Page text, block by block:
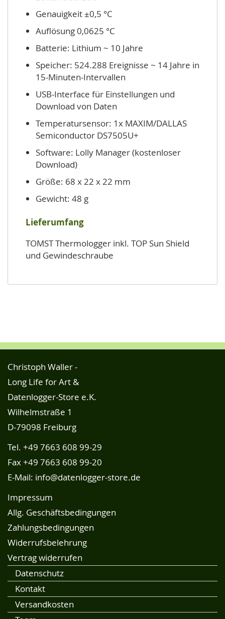
Genauigkeit ±0,5 °C
Auflösung 0,0625 °C
Batterie: Lithium ~ 10 Jahre
Speicher: 524.288 Ereignisse ~ 14 Jahre in
15-Minuten-Intervallen
USB-Interface für Einstellungen und
Download von Daten
Temperatursensor: 1x MAXIM/DALLAS
Semiconductor DS7505U+
Software: Lolly Manager (kostenloser
Download)
Größe: 68 x 22 x 22 mm
Gewicht: 48 g
Lieferumfang
TOMST Thermologger inkl. TOP Sun Shield
und Gewindeschraube
Christoph Waller -
Long Life for Art &
Datenlogger-Store e.K.
Wilhelmstraße 1
D-79098 Freiburg
Tel. +49 7663 608 99-29
Fax +49 7663 608 99-20
E-Mail: info@datenlogger-store.de
Impressum
Allg. Geschäftsbedingungen
Zahlungsbedingungen
Widerrufsbelehrung
Vertrag widerrufen
Datenschutz
Kontakt
Versandkosten